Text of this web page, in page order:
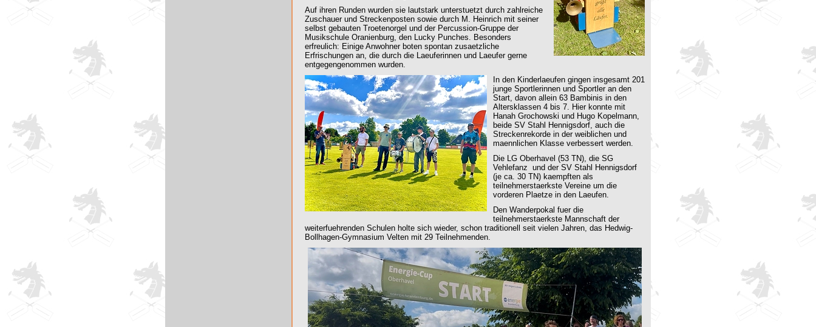
Auf ihren Runden wurden sie lautstark unterstuetzt durch zahlreiche
Zuschauer und Streckenposten sowie durch M. Heinrich mit seiner
selbst gebauten Troetenorgel und der Percussion-Gruppe der
Musikschule Oranienburg, den Lucky Punches. Besonders
erfreulich: Einige Anwohner boten spontan zusaetzliche
Erfrischungen an, die durch die Laeuferinnen und Laeufer gerne
entgegengenommen wurden.
In den Kinderlaeufen gingen insgesamt 201
junge Sportlerinnen und Sportler an den
Start, davon allein 63 Bambinis in den
Altersklassen 4 bis 7. Hier konnte mit
Hanah Grochowski und Hugo Kopelmann,
beide SV Stahl Hennigsdorf, auch die
Streckenrekorde in der weiblichen und
maennlichen Klasse verbessert werden.
Die LG Oberhavel (53 TN), die SG
Vehlefanz und der SV Stahl Hennigsdorf
(je ca. 30 TN) kaempften als
teilnehmerstaerkste Vereine um die
vorderen Plaetze in den Laeufen.
Den Wanderpokal fuer die
teilnehmerstaerkste Mannschaft der
weiterfuehrenden Schulen holte sich wieder, schon traditionell seit vielen Jahren, das Hedwig-
Bollhagen-Gymnasium Velten mit 29 Teilnehmenden.